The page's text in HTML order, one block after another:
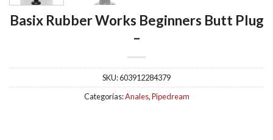
Basix Rubber Works Beginners Butt Plug
–
SKU:603912284379
Categorías:Anales,Pipedream